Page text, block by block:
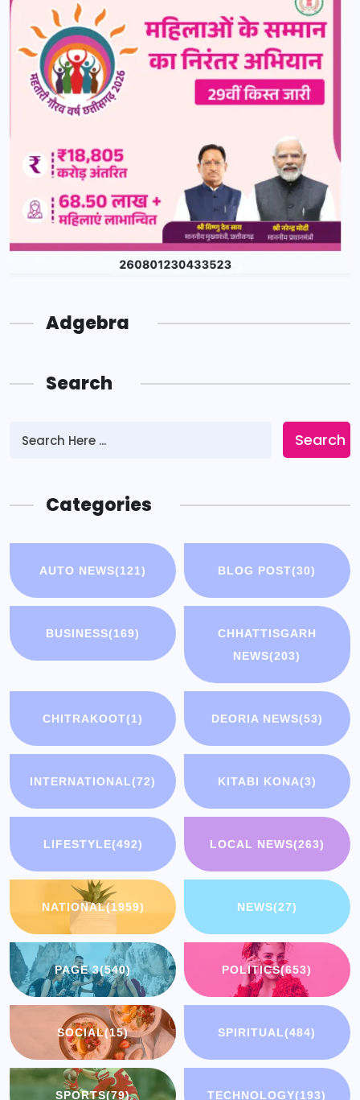
Adgebra
Search
Search
Categories
AUTO NEWS(121) BLOG POST(30)
BUSINESS(169)
CHHATTISGARH
NEWS(203)
CHITRAKOOT(1) DEORIA NEWS(53)
INTERNATIONAL(72) KITABI KONA(3)
LIFESTYLE(492) LOCAL NEWS(263)
NATIONAL(1959) NEWS(27)
PAGE 3(540) POLITICS(653)
SOCIAL(15) SPIRITUAL(484)
SPORTS(79) TECHNOLOGY(193)